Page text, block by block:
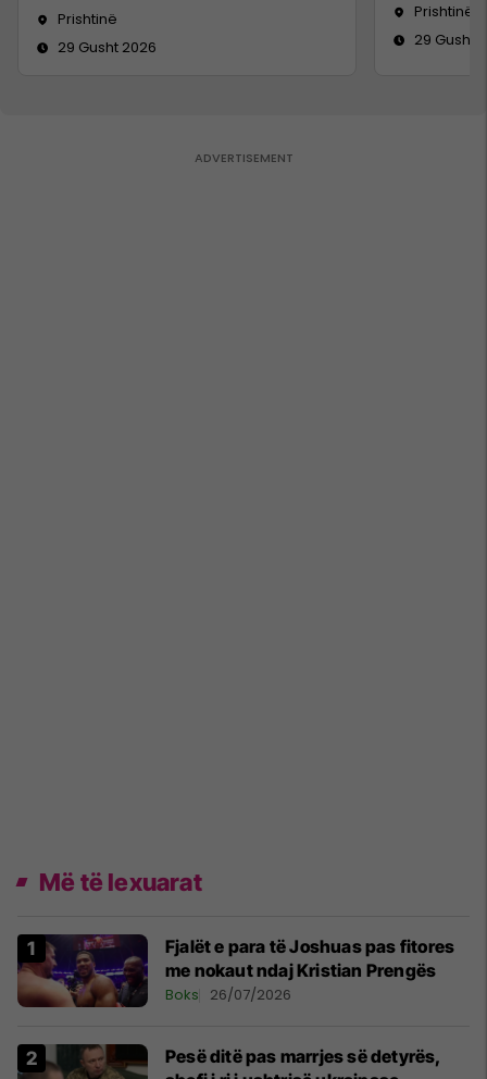
Prishtinë
29 Gusht 2026
Prishtinë
29 Gusht
Më të lexuarat
Fjalët e para të Joshuas pas fitores
me nokaut ndaj Kristian Prengës
Boks 26/07/2026
Pesë ditë pas marrjes së detyrës,